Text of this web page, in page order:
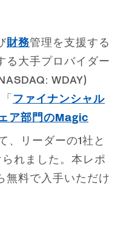
財務管理を支援する
る大手プロバイダー
WDAY)
ファイナンシャル
ア部門のMagic
、リーダーの1社と
れました。本レポ
無料で入手いただけ